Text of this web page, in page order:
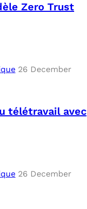
Zero Trust
26 December
télétravail avec
26 December